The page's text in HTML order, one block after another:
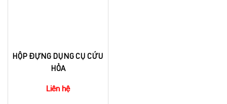
HỘP ĐỰNG DỤNG CỤ CỨU
HỎA
Liên hệ